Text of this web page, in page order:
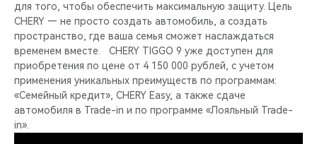
для того, чтобы обеспечить максимальную защиту. Цель
CHERY — не просто создать автомобиль, а создать
пространство, где ваша семья сможет наслаждаться
временем вместе. CHERY TIGGO 9 уже доступен для
приобретения по цене от 4 150 000 рублей, с учетом
применения уникальных преимуществ по программам:
«Семейный кредит», CHERY Easy, а также сдаче
автомобиля в Trade-in и по программе «Лояльный Trade-
in».